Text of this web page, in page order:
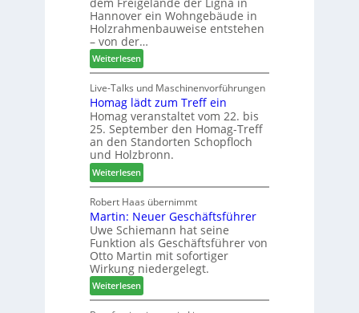
r
t
a
n
n
d
v
e
r
a
b
s
c
h
i
e
d
t
t
h
e
m
a
d
e
r
I
n
t
e
r
z
u
m
2
0
2
7
Hannover ein Wohngebäude in
Holzrahmenbauweise entstehen
– von der…
Weiterlesen:
L
i
g
n
a
z
e
i
g
t
H
o
l
z
b
a
u
Live-Talks und Maschinenvorführungen
Homag lädt zum Treff ein
Homag veranstaltet vom 22. bis
25. September den Homag-Treff
an den Standorten Schopfloch
und Holzbronn.
Weiterlesen:
H
o
m
a
g
l
ä
d
t
Robert Haas übernimmt
Martin: Neuer Geschäftsführer
Uwe Schiemann hat seine
Funktion als Geschäftsführer von
Otto Martin mit sofortiger
Wirkung niedergelegt.
Weiterlesen:
M